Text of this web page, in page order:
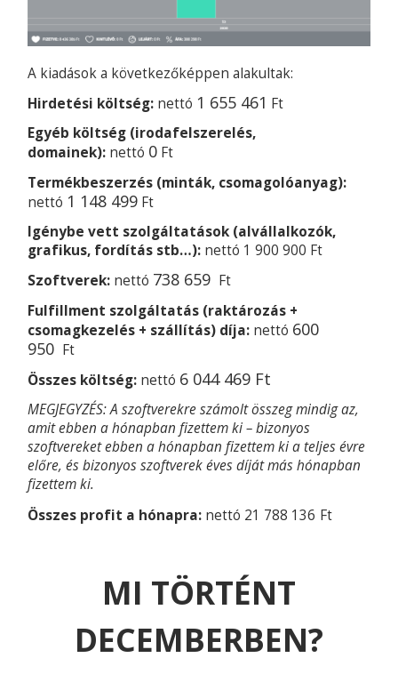
A kiadások a következőképpen alakultak:
Hirdetési költség: nettó 1 655 461 Ft
Egyéb költség (irodafelszerelés,
domainek): nettó 0 Ft
Termékbeszerzés (minták, csomagolóanyag):
nettó 1 148 499 Ft
Igénybe vett szolgáltatások (alvállalkozók,
grafikus, fordítás stb…): nettó 1 900 900 Ft
Szoftverek: nettó 738 659 Ft
Fulfillment szolgáltatás (raktározás +
csomagkezelés + szállítás) díja: nettó 600
950 Ft
Összes költség: nettó 6 044469 Ft
MEGJEGYZÉS: A szoftverekre számolt összeg mindig az,
amit ebben a hónapban fizettem ki – bizonyos
szoftvereket ebben a hónapban fizettem ki a teljes évre
előre, és bizonyos szoftverek éves díját más hónapban
fizettem ki.
Összes profit a hónapra: nettó 21 788 136 Ft
MI TÖRTÉNT
DECEMBERBEN?